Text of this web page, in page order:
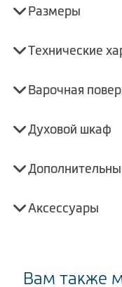
Размеры
Технические
Варочная
Духовой шкаф
Аксессуары
Вам также